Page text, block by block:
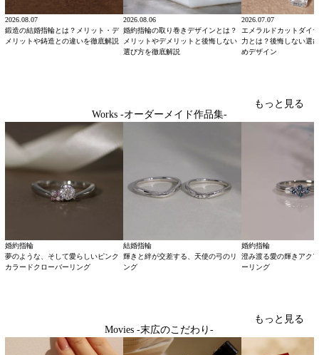
2026.08.07
鍛造の結婚指輪とは？メリット・デ
メリットや鋳造との違いを徹底解説
2026.08.06
婚約指輪の取り巻きデザインとは？
メリットやデメリットと後悔しない
選び方を徹底解説
2026.07.07
エメラルドカットダイ
力とは？後悔しない選
めデザイン
Works -オーダーメイド作品集-
もっと見る
婚約指輪
夢のような、そして愛らしいピンク
カラードクローバーリング
結婚指輪
輝きと絆が交差する、天使の弓のリ
ング
婚約指輪
澄み渡る愛の輝きアク
ーリング
Movies -末広のこだわり-
もっと見る